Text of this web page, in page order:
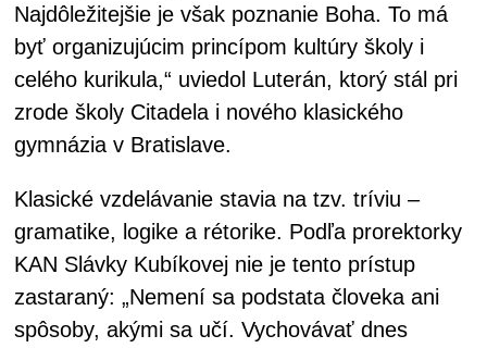
Najdôležitejšie je však poznanie Boha. To má
byť organizujúcim princípom kultúry školy i
celého kurikula,“ uviedol Luterán, ktorý stál pri
zrode školy Citadela i nového klasického
gymnázia v Bratislave.
Klasické vzdelávanie stavia na tzv. tríviu –
gramatike, logike a rétorike. Podľa prorektorky
KAN Slávky Kubíkovej nie je tento prístup
zastaraný: „Nemení sa podstata človeka ani
spôsoby, akými sa učí. Vychovávať dnes